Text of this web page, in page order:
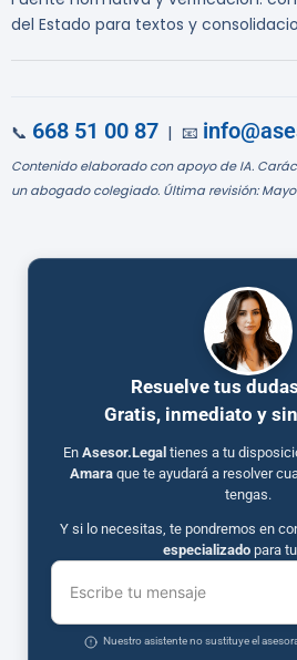
del Estado para textos y
📞 668 51 00 87 | 📧
Contenido elaborado con apoyo de IA.
un abogado colegiado. Última revisión: Mayo
Resuelve tus
Gratis, inmediato y
En Asesor.Legal tienes a tu
Amaraque te ayudará a resolver
tengas.
Y si lo necesitas, te pondremos en
especializadopara
Escribe tu mensaje
Nuestro asistente no sustituye el